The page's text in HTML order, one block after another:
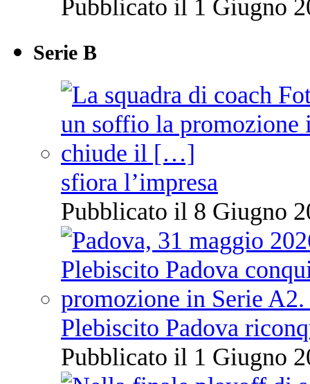
Pubblicato il 1 Giugno
Serie B
sfiora l’impresa
Pubblicato il 8 Giugno
Plebiscito Padova
Pubblicato il 1 Giugno